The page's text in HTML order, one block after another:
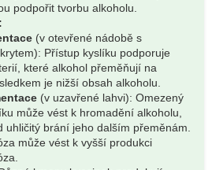
podpořit tvorbu alkoholu.
(v otevřené nádobě s
Přístup kyslíku podporuje
které alkohol přeměňují na
je nižší obsah alkoholu.
(v uzavřené lahvi): Omezený
může vést k hromadění alkoholu,
uhličitý brání jeho dalším přeměnám.
může vést k vyšší produkci